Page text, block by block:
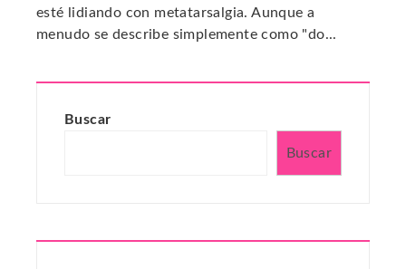
esté lidiando con metatarsalgia. Aunque a
menudo se describe simplemente como "do...
Buscar
Buscar